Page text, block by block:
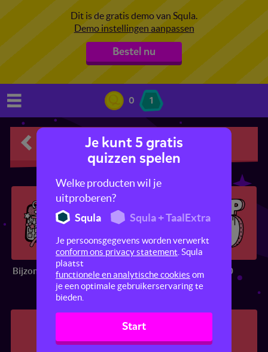
Dit is de gratis demo van Squla.
Demo instellingen aanpassen
Bestel nu
0 1
Check dit
Bijzondere dagen Ken jezelf! Top 10
Je kunt 5 gratis
quizzen spelen
Welke producten wil je
uitproberen?
Squla
Squla + TaalExtra
Je persoonsgegevens worden verwerkt
conform ons privacy statement . Squla
plaatst
functionele en analytische cookies om
je een optimale gebruikerservaring te
bieden.
Start